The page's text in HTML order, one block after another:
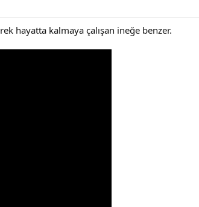
hayatta kalmaya çalışan ineğe benzer.